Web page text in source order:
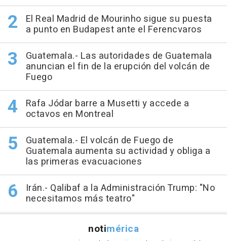
El Real Madrid de Mourinho sigue su puesta
a punto en Budapest ante el Ferencvaros
Guatemala.- Las autoridades de Guatemala
anuncian el fin de la erupción del volcán de
Fuego
Rafa Jódar barre a Musetti y accede a
octavos en Montreal
Guatemala.- El volcán de Fuego de
Guatemala aumenta su actividad y obliga a
las primeras evacuaciones
Irán.- Qalibaf a la Administración Trump: "No
necesitamos más teatro"
notimérica